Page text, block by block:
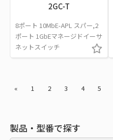
2GC-T
8ポート 10MbE-APL スパー,2
ポート 1GbEマネージドイーサ
ネットスイッチ
« 1 2 3 4 5
製品・型番で探す